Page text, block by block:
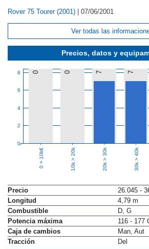
Precios, datos y
0
2
4
6
8 0 0 7 7
0 > 10k€ 10k > 20k 20k > 30k 30k > 40k
Precio
26.045 -
Longitud
4,79 m
Combustible
D, G
Potencia máxima
116 - 177
Caja de cambios
Man, Aut
Tracción
Del
Rover 75 Tourer (2001) 07/06/2001
Ver todas las